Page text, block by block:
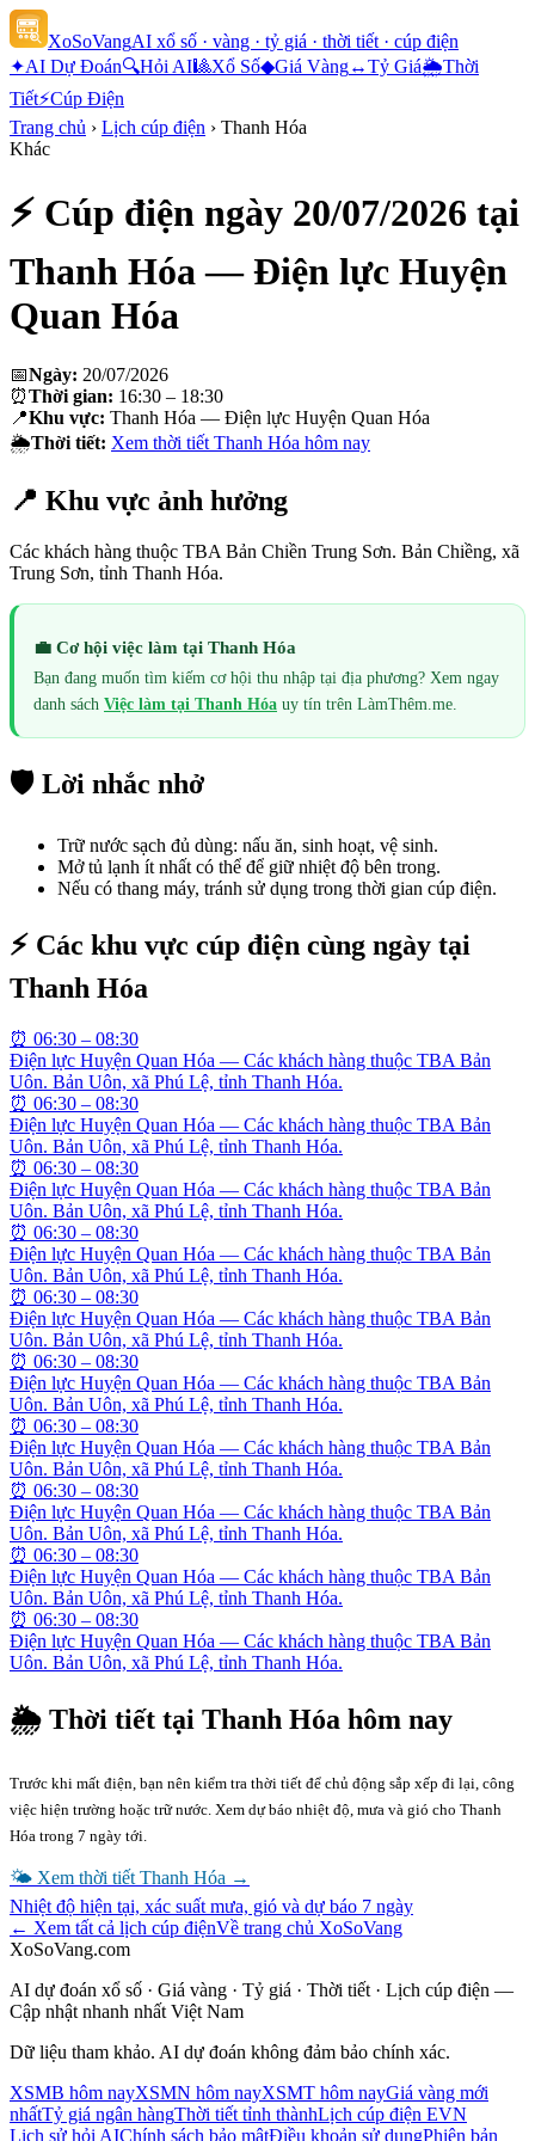
XoSoVangAI xổ số · vàng · tỷ giá · thời tiết · cúp điện
✦AI Dự Đoán🔍Hỏi AI🎱Xổ Số◆Giá Vàng↔Tỷ Giá🌦Thời
Tiết⚡Cúp Điện
Trang chủ › Lịch cúp điện › Thanh Hóa
Khác
⚡ Cúp điện ngày 20/07/2026 tại
Thanh Hóa — Điện lực Huyện
Quan Hóa
📅Ngày: 20/07/2026
⏰Thời gian: 16:30 – 18:30
📍Khu vực: Thanh Hóa — Điện lực Huyện Quan Hóa
🌦Thời tiết: Xem thời tiết Thanh Hóa hôm nay
📍 Khu vực ảnh hưởng
Các khách hàng thuộc TBA Bản Chiền Trung Sơn. Bản Chiềng, xã
Trung Sơn, tỉnh Thanh Hóa.
💼 Cơ hội việc làm tại Thanh Hóa
Bạn đang muốn tìm kiếm cơ hội thu nhập tại địa phương? Xem ngay
danh sách Việc làm tại Thanh Hóa uy tín trên LàmThêm.me.
🛡️ Lời nhắc nhở
Trữ nước sạch đủ dùng: nấu ăn, sinh hoạt, vệ sinh.
Mở tủ lạnh ít nhất có thể để giữ nhiệt độ bên trong.
Nếu có thang máy, tránh sử dụng trong thời gian cúp điện.
⚡ Các khu vực cúp điện cùng ngày tại
Thanh Hóa
⏰ 06:30 – 08:30
Điện lực Huyện Quan Hóa — Các khách hàng thuộc TBA Bản
Uôn. Bản Uôn, xã Phú Lệ, tỉnh Thanh Hóa.
⏰ 06:30 – 08:30
Điện lực Huyện Quan Hóa — Các khách hàng thuộc TBA Bản
Uôn. Bản Uôn, xã Phú Lệ, tỉnh Thanh Hóa.
⏰ 06:30 – 08:30
Điện lực Huyện Quan Hóa — Các khách hàng thuộc TBA Bản
Uôn. Bản Uôn, xã Phú Lệ, tỉnh Thanh Hóa.
⏰ 06:30 – 08:30
Điện lực Huyện Quan Hóa — Các khách hàng thuộc TBA Bản
Uôn. Bản Uôn, xã Phú Lệ, tỉnh Thanh Hóa.
⏰ 06:30 – 08:30
Điện lực Huyện Quan Hóa — Các khách hàng thuộc TBA Bản
Uôn. Bản Uôn, xã Phú Lệ, tỉnh Thanh Hóa.
⏰ 06:30 – 08:30
Điện lực Huyện Quan Hóa — Các khách hàng thuộc TBA Bản
Uôn. Bản Uôn, xã Phú Lệ, tỉnh Thanh Hóa.
⏰ 06:30 – 08:30
Điện lực Huyện Quan Hóa — Các khách hàng thuộc TBA Bản
Uôn. Bản Uôn, xã Phú Lệ, tỉnh Thanh Hóa.
⏰ 06:30 – 08:30
Điện lực Huyện Quan Hóa — Các khách hàng thuộc TBA Bản
Uôn. Bản Uôn, xã Phú Lệ, tỉnh Thanh Hóa.
⏰ 06:30 – 08:30
Điện lực Huyện Quan Hóa — Các khách hàng thuộc TBA Bản
Uôn. Bản Uôn, xã Phú Lệ, tỉnh Thanh Hóa.
⏰ 06:30 – 08:30
Điện lực Huyện Quan Hóa — Các khách hàng thuộc TBA Bản
Uôn. Bản Uôn, xã Phú Lệ, tỉnh Thanh Hóa.
🌦 Thời tiết tại Thanh Hóa hôm nay
Trước khi mất điện, bạn nên kiểm tra thời tiết để chủ động sắp xếp đi lại, công
việc hiện trường hoặc trữ nước. Xem dự báo nhiệt độ, mưa và gió cho Thanh
Hóa trong 7 ngày tới.
🌤 Xem thời tiết Thanh Hóa →
Nhiệt độ hiện tại, xác suất mưa, gió và dự báo 7 ngày
← Xem tất cả lịch cúp điệnVề trang chủ XoSoVang
XoSoVang.com
AI dự đoán xổ số · Giá vàng · Tỷ giá · Thời tiết · Lịch cúp điện —
Cập nhật nhanh nhất Việt Nam
Dữ liệu tham khảo. AI dự đoán không đảm bảo chính xác.
XSMB hôm nayXSMN hôm nayXSMT hôm nayGiá vàng mới
nhấtTỷ giá ngân hàngThời tiết tỉnh thànhLịch cúp điện EVN
Lịch sử hỏi AIChính sách bảo mậtĐiều khoản sử dụngPhiên bản